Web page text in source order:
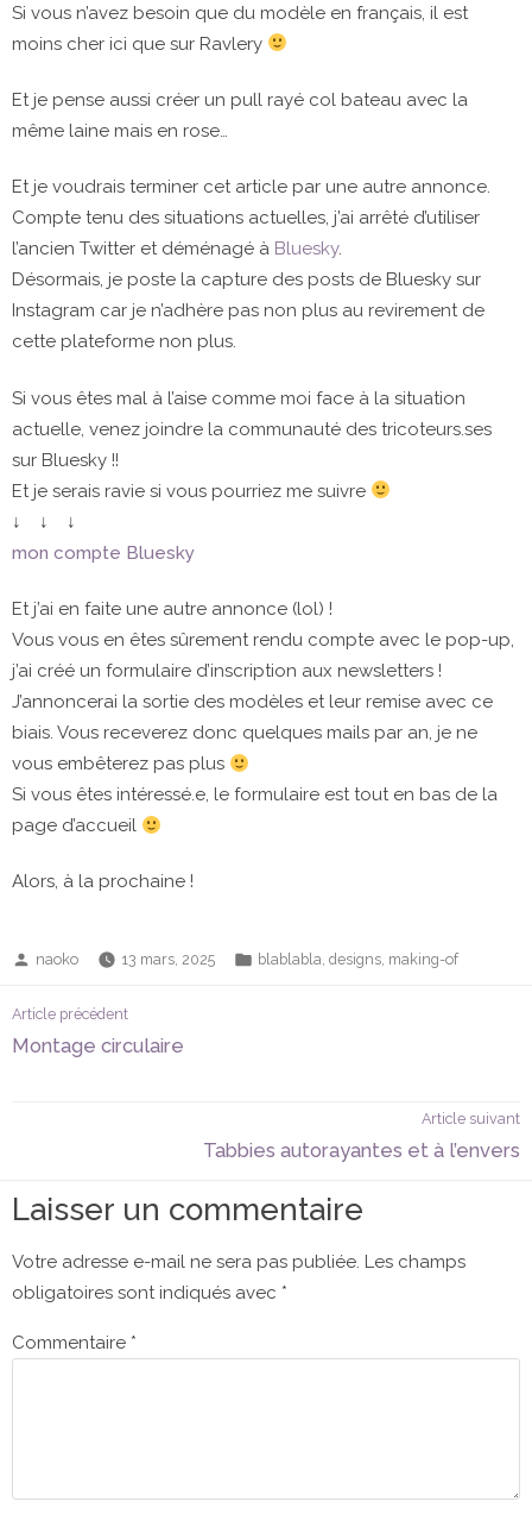
Si vous n’avez besoin que du modèle en français, il est
moins cher ici que sur Ravlery
Et je pense aussi créer un pull rayé col bateau avec la
même laine mais en rose…
Et je voudrais terminer cet article par une autre annonce.
Compte tenu des situations actuelles, j’ai arrêté d’utiliser
l’ancien Twitter et déménagé à Bluesky.
Désormais, je poste la capture des posts de Bluesky sur
Instagram car je n’adhère pas non plus au revirement de
cette plateforme non plus.
Si vous êtes mal à l’aise comme moi face à la situation
actuelle, venez joindre la communauté des tricoteurs.ses
sur Bluesky !!
Et je serais ravie si vous pourriez me suivre
↓ ↓ ↓
mon compte Bluesky
Et j’ai en faite une autre annonce (lol) !
Vous vous en êtes sûrement rendu compte avec le pop-up,
j’ai créé un formulaire d’inscription aux newsletters !
J’annoncerai la sortie des modèles et leur remise avec ce
biais. Vous receverez donc quelques mails par an, je ne
vous embêterez pas plus
Si vous êtes intéressé.e, le formulaire est tout en bas de la
page d’accueil
Alors, à la prochaine !
Publié
naoko 13 mars, 2025
Publié
blablabla designs making-of
Navigation
de
l’article
Article précédentArticle
précédent :
Montage circulaire
Article suivant
Tabbies autorayantes et à l’envers
Laisser un commentaire
Votre adresse e-mail ne sera pas publiée. Les champs
obligatoires sont indiqués avec *
Commentaire *